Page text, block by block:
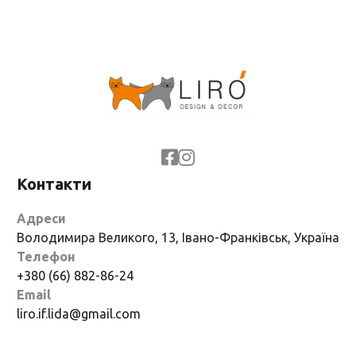
Контакти
Адреси
Володимира Великого, 13, Івано-Франківськ, Україна
Телефон
+380 (66) 882-86-24
Email
liro.if.lida@gmail.com